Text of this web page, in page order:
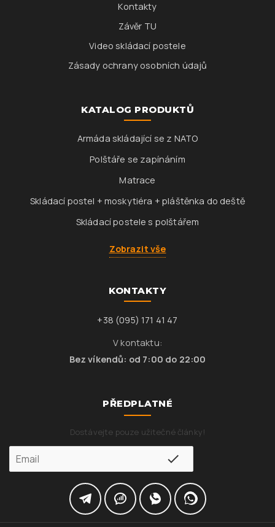
Kontakty
Závěr TU
Video skládací postele
Zásady ochrany osobních údajů
KATALOG PRODUKTŮ
Armáda skládající se z NATO
Polštáře se zapínáním
Matrace
Skládací postel + moskytiéra + pláštěnka do deště
Skládací postele s polštářem
Zobrazit vše
KONTAKTY
+38 (095) 171 41 47
V kontaktu:
Bez víkendů: od 7:00 do 22:00
PŘEDPLATNÉ
Dostávejte pouze užitečné články!